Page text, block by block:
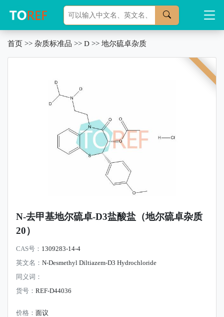
首页 >> 杂质标准品 >> D >> 地尔硫卓杂质
N-去甲基地尔硫卓-D3盐酸盐（地尔硫卓杂质
20）
CAS号： 1309283-14-4
英文名： N-Desmethyl Diltiazem-D3 Hydrochloride
同义词：
货号： REF-D44036
价格： 面议